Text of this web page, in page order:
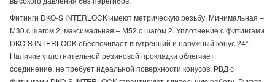
Фитинги DKO-S INTERLOCK имеют метрическую резьбу. Минимальная –
М30 с шагом 2, максимальная – М52 с шагом 2. Уплотнение с фитингами
DKO-S INTERLOCK обеспечивает внутренний и наружный конус 24°.
Наличие уплотнительной резиновой прокладки облегчает
соединение, не требует идеальной поверхности конусов. РВД с